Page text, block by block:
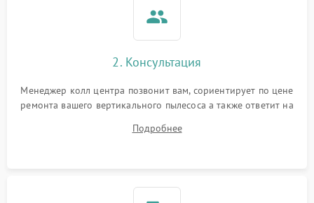
2. Консультация
Менеджер колл центра позвонит вам, сориентирует по цене
ремонта вашего вертикального пылесоса а также ответит на
Подробнее